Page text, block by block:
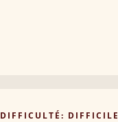
DIFFICULTÉ: DIFFICILE